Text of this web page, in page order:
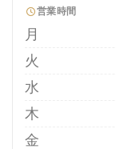
営業時間
月
火
水
木
金